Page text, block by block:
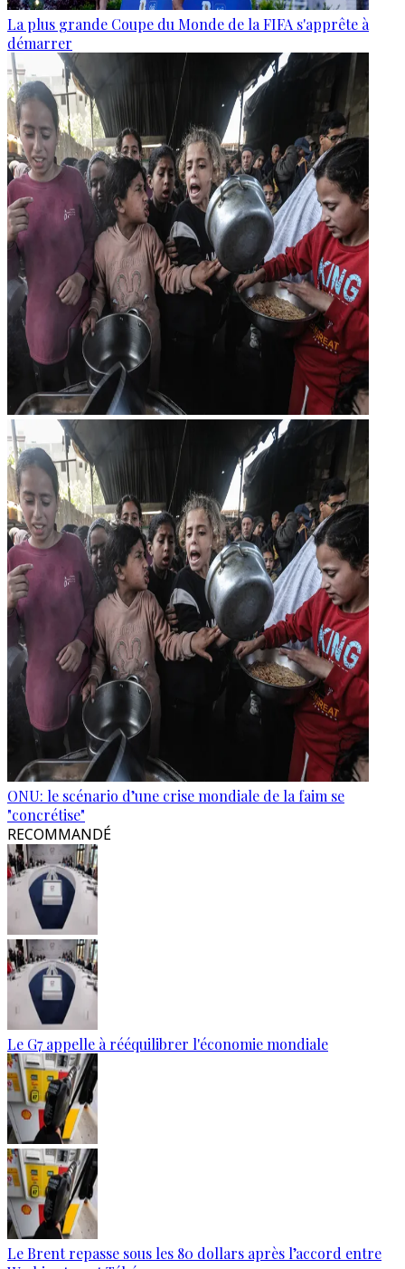
La plus grande Coupe du Monde de la FIFA s'apprête à
démarrer
ONU: le scénario d’une crise mondiale de la faim se
"concrétise"
RECOMMANDÉ
Le G7 appelle à rééquilibrer l'économie mondiale
Le Brent repasse sous les 80 dollars après l’accord entre